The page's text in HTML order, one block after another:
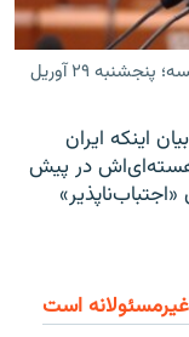
۲۹ آوریل
اینکه ایران
هسته‌ای‌اش در پیش
است